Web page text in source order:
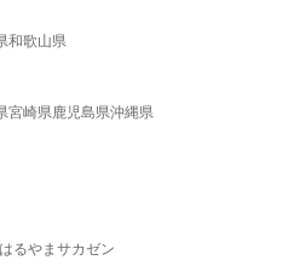
和歌山県
宮崎県 鹿児島県沖縄県
はるやま サカゼン